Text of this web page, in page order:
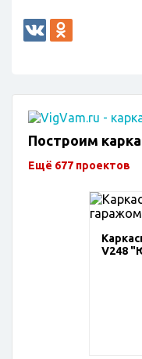
Построим
Ещё 677 проектов
V248